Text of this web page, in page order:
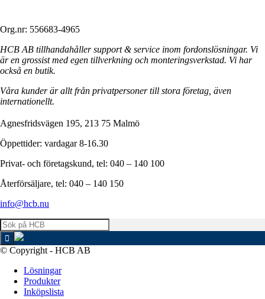
Org.nr: 556683-4965
HCB AB tillhandahåller support & service inom fordonslösningar. Vi
är en grossist med egen tillverkning och monteringsverkstad. Vi har
också en butik.
Våra kunder är allt från privatpersoner till stora företag, även
internationellt.
Agnesfridsvägen 195, 213 75 Malmö
Öppettider: vardagar 8-16.30
Privat- och företagskund, tel: 040 – 140 100
Återförsäljare, tel: 040 – 140 150
info@hcb.nu
© Copyright - HCB AB
Lösningar
Produkter
Inköpslista